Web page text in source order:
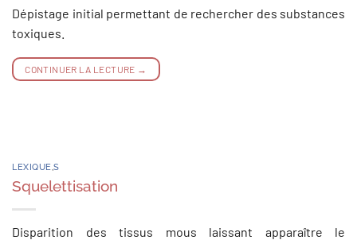
Dépistage initial permettant de rechercher des substances
toxiques.
CONTINUER LA LECTURE →
LEXIQUE,S
Squelettisation
Disparition des tissus mous laissant apparaître le